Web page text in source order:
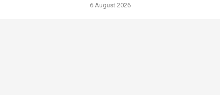
6 August 2026